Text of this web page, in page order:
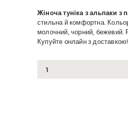
Жіноча туніка з альпаки з
стильна й комфортна.
молочний, чорний, бежевий.
Купуйте онлайн з доставкою!
туніка